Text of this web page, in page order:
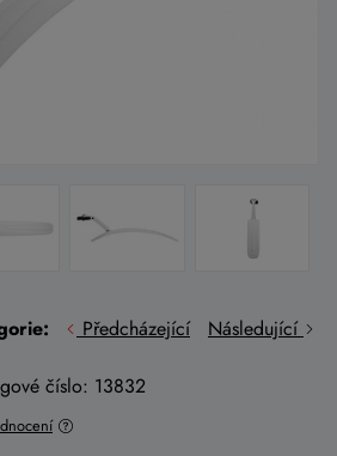
Předcházející Následující
číslo: 13832